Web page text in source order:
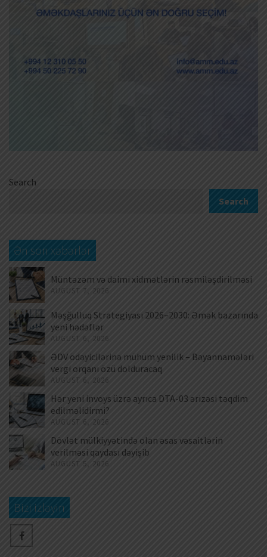
Search
Search
Ən son xəbərlər
Müntəzəm və daimi xidmətlərin rəsmiləşdirilməsi
AUGUST 7, 2026
Məşğulluq Strategiyası 2026–2030: Əmək bazarında
yeni hədəflər
AUGUST 6, 2026
ƏDV ödəyicilərinə mühüm yenilik – Bəyannamələri
vergi orqanı özü dolduracaq
AUGUST 6, 2026
Hər yeni invoys üzrə ayrıca DTA-03 ərizəsi təqdim
edilməlidirmi?
AUGUST 6, 2026
Dövlət mülkiyyətində olan əsas vəsaitlərin
verilməsi qaydası dəyişib
AUGUST 5, 2026
Bizi izləyin